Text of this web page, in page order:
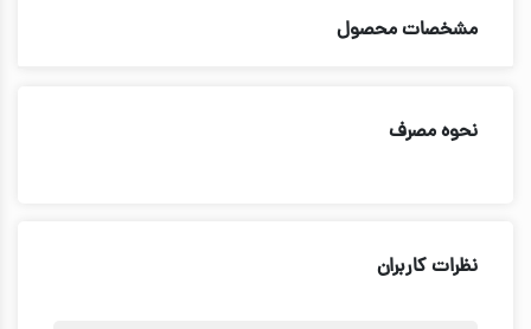
مشخصات محصول
نحوه مصرف
نظرات کاربران